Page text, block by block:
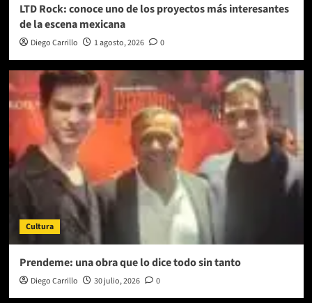
LTD Rock: conoce uno de los proyectos más interesantes
de la escena mexicana
Diego Carrillo 1 agosto, 2026 0
Cultura
Prendeme: una obra que lo dice todo sin tanto
Diego Carrillo 30 julio, 2026 0